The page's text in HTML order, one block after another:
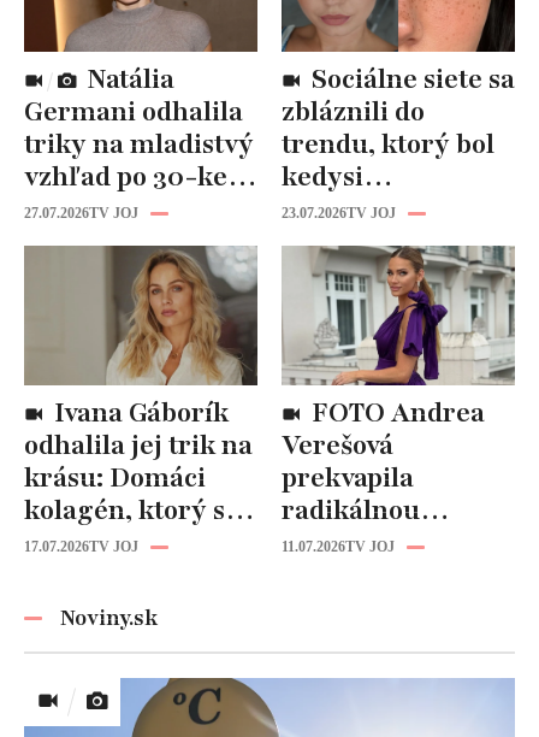
Germani odhalila
triky na mladistvý
vzhľad po 30-ke:
Fungujú lepšie
než drahá
kozmetika
27.07.2026TV JOJ
zbláznili do
trendu, ktorý bol
kedysi
katastrofou:
„Mušie nohy“ sú
späť!
23.07.2026TV JOJ
odhalila jej trik na
krásu: Domáci
kolagén, ktorý si
zvládnete
17.07.2026TV JOJ
Verešová
prekvapila
radikálnou
zmenou účesu: Je
11.07.2026TV JOJ
Noviny.sk